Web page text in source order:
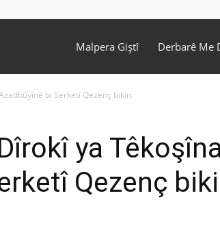
Malpera Giştî Derbarê Me
bi Serketî Qezenç bikin.
ya
Qezenç